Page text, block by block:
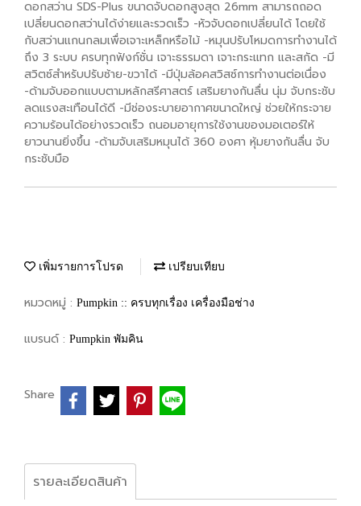
ดอกสว่าน SDS-Plus ขนาดจับดอกสูงสุด 26mm สามารถถอด
เปลี่ยนดอกสว่านได้ง่ายและรวดเร็ว -หัวจับดอกเปลี่ยนได้ โดยใช้
กับสว่านแกนกลมเพื่อเจาะเหล็กหรือไม้ -หมุนปรับโหมดการทำงานได้
ถึง 3 ระบบ ครบทุกฟังก์ชั่น เจาะธรรมดา เจาะกระแทก และสกัด -มี
สวิตซ์สำหรับปรับซ้าย-ขวาได้ -มีปุ่มล้อคสวิสซ์การทำงานต่อเนื่อง
-ด้ามจับออกแบบตามหลักสรีศาสตร์ เสริมยางกันลื่น นุ่ม จับกระชับ
ลดแรงสะเทือนได้ดี -มีช่องระบายอากาศขนาดใหญ่ ช่วยให้กระจาย
ความร้อนได้อย่างรวดเร็ว ถนอมอายุการใช้งานของมอเตอร์ให้
ยาวนานยิ่งขึ้น -ด้ามจับเสริมหมุนได้ 360 องศา หุ้มยางกันลื่น จับ
กระชับมือ
เพิ่มรายการโปรด เปรียบเทียบ
หมวดหมู่ : Pumpkin :: ครบทุกเรื่อง เครื่องมือช่าง
แบรนด์ : Pumpkin พัมคิน
Share
รายละเอียดสินค้า